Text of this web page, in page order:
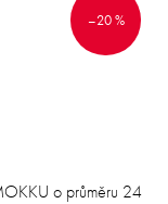
–20 %
o průměru 24